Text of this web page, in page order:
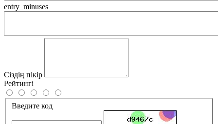
entry_minuses
Сіздің пікір
Рейтингі
Введите код